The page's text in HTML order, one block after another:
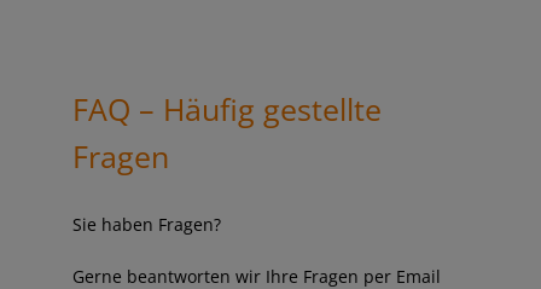
FAQ – Häufig gestellte
Fragen
Sie haben Fragen?
Gerne beantworten wir Ihre Fragen per Email